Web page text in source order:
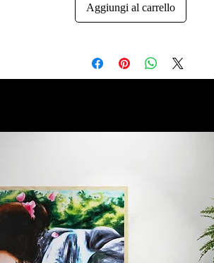
Aggiungi al carrello